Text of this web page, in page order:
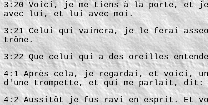
3:20 Voici, je me tiens à la porte, et
avec lui, et lui avec moi.
3:21 Celui qui vaincra, je le ferai
trône.
3:22 Que celui qui a des oreilles
4:1 Après cela, je regardai, et voici,
d'une trompette, et qui me parlait,
4:2 Aussitôt je fus ravi en esprit. Et